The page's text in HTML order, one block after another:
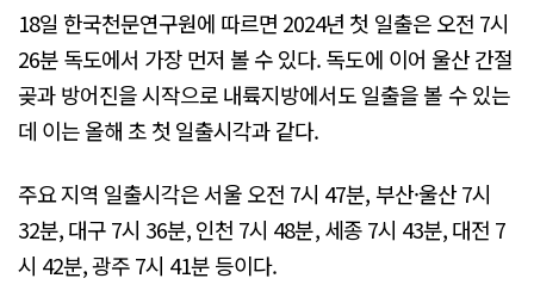
18일 한국천문연구원에 따르면 2024년 첫 일출은 오전 7시
26분 독도에서 가장 먼저 볼 수 있다. 독도에 이어 울산 간절
곶과 방어진을 시작으로 내륙지방에서도 일출을 볼 수 있는
데 이는 올해 초 첫 일출시각과 같다.
주요 지역 일출시각은 서울 오전 7시 47분, 부산·울산 7시
32분, 대구 7시 36분, 인천 7시 48분, 세종 7시 43분, 대전 7
시 42분, 광주 7시 41분 등이다.